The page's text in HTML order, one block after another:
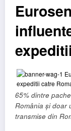
65% dintre
România și doar
transmise din